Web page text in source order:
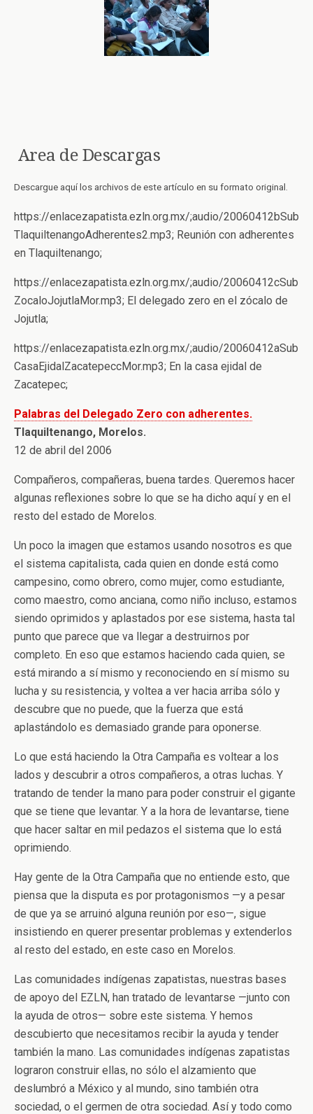
Area de Descargas
Descargue aquí los archivos de este artículo en su formato original.
https://enlacezapatista.ezln.org.mx/;audio/20060412bSub
TlaquiltenangoAdherentes2.mp3; Reunión con adherentes
en Tlaquiltenango;
https://enlacezapatista.ezln.org.mx/;audio/20060412cSub
ZocaloJojutlaMor.mp3; El delegado zero en el zócalo de
Jojutla;
https://enlacezapatista.ezln.org.mx/;audio/20060412aSub
CasaEjidalZacatepeccMor.mp3; En la casa ejidal de
Zacatepec;
Palabras del Delegado Zero con adherentes.
Tlaquiltenango, Morelos.
12 de abril del 2006
Compañeros, compañeras, buena tardes. Queremos hacer
algunas reflexiones sobre lo que se ha dicho aquí y en el
resto del estado de Morelos.
Un poco la imagen que estamos usando nosotros es que
el sistema capitalista, cada quien en donde está como
campesino, como obrero, como mujer, como estudiante,
como maestro, como anciana, como niño incluso, estamos
siendo oprimidos y aplastados por ese sistema, hasta tal
punto que parece que va llegar a destruirnos por
completo. En eso que estamos haciendo cada quien, se
está mirando a sí mismo y reconociendo en sí mismo su
lucha y su resistencia, y voltea a ver hacia arriba sólo y
descubre que no puede, que la fuerza que está
aplastándolo es demasiado grande para oponerse.
Lo que está haciendo la Otra Campaña es voltear a los
lados y descubrir a otros compañeros, a otras luchas. Y
tratando de tender la mano para poder construir el gigante
que se tiene que levantar. Y a la hora de levantarse, tiene
que hacer saltar en mil pedazos el sistema que lo está
oprimiendo.
Hay gente de la Otra Campaña que no entiende esto, que
piensa que la disputa es por protagonismos —y a pesar
de que ya se arruinó alguna reunión por eso—, sigue
insistiendo en querer presentar problemas y extenderlos
al resto del estado, en este caso en Morelos.
Las comunidades indígenas zapatistas, nuestras bases
de apoyo del EZLN, han tratado de levantarse —junto con
la ayuda de otros— sobre este sistema. Y hemos
descubierto que necesitamos recibir la ayuda y tender
también la mano. Las comunidades indígenas zapatistas
lograron construir ellas, no sólo el alzamiento que
deslumbró a México y al mundo, sino también otra
sociedad, o el germen de otra sociedad. Así y todo como